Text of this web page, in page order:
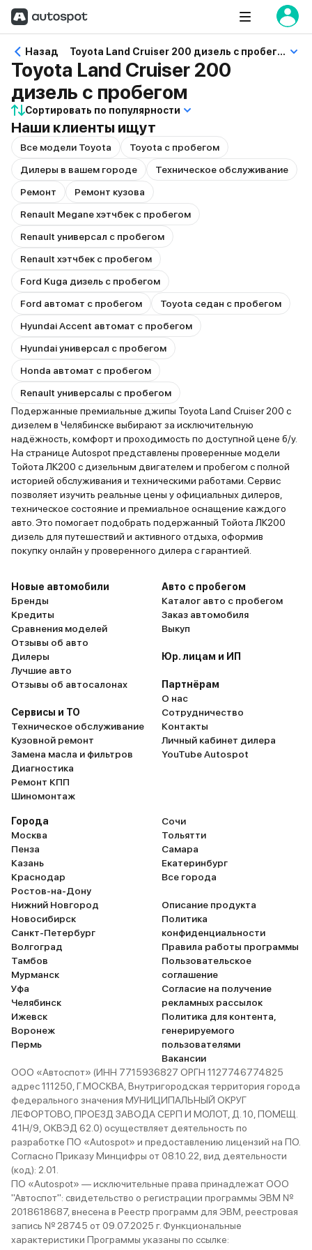
Назад Toyota Land Cruiser 200 дизель с пробегом
Toyota Land Cruiser 200
дизель с пробегом
Сортировать по популярности
Наши клиенты ищут
Все модели Toyota
Toyota с пробегом
Дилеры в вашем городе
Техническое обслуживание
Ремонт
Ремонт кузова
Renault Megane хэтчбек с пробегом
Renault универсал с пробегом
Renault хэтчбек с пробегом
Ford Kuga дизель с пробегом
Ford автомат с пробегом
Toyota седан с пробегом
Hyundai Accent автомат с пробегом
Hyundai универсал с пробегом
Honda автомат с пробегом
Renault универсалы с пробегом
Подержанные премиальные джипы Toyota Land Cruiser 200 с
дизелем в Челябинске выбирают за исключительную
надёжность, комфорт и проходимость по доступной цене б/у.
На странице Autospot представлены проверенные модели
Тойота ЛК200 с дизельным двигателем и пробегом с полной
историей обслуживания и техническими работами. Сервис
позволяет изучить реальные цены у официальных дилеров,
техническое состояние и премиальное оснащение каждого
авто. Это помогает подобрать подержанный Тойота ЛК200
дизель для путешествий и активного отдыха, оформив
покупку онлайн у проверенного дилера с гарантией.
Новые автомобили
Бренды
Кредиты
Сравнения моделей
Отзывы об авто
Дилеры
Лучшие авто
Отзывы об автосалонах
Сервисы и ТО
Техническое обслуживание
Кузовной ремонт
Замена масла и фильтров
Диагностика
Ремонт КПП
Шиномонтаж
Авто с пробегом
Каталог авто с пробегом
Заказ автомобиля
Выкуп
Юр. лицам и ИП
Партнёрам
О нас
Сотрудничество
Контакты
Личный кабинет дилера
YouTube Autospot
Города
Москва
Пенза
Казань
Краснодар
Ростов-на-Дону
Нижний Новгород
Новосибирск
Санкт-Петербург
Волгоград
Тамбов
Мурманск
Уфа
Челябинск
Ижевск
Воронеж
Пермь
Сочи
Тольятти
Самара
Екатеринбург
Все города
Описание продукта
Политика
конфиденциальности
Правила работы программы
Пользовательское
соглашение
Согласие на получение
рекламных рассылок
Политика для контента,
генерируемого
пользователями
Вакансии
ООО «Автоспот» (ИНН 7715936827 ОРГН 1127746774825
адрес 111250, Г.МОСКВА, Внутригородская территория города
федерального значения МУНИЦИПАЛЬНЫЙ ОКРУГ
ЛЕФОРТОВО, ПРОЕЗД ЗАВОДА СЕРП И МОЛОТ, Д. 10, ПОМЕЩ.
41Н/9, ОКВЭД 62.0) осуществляет деятельность по
разработке ПО «Autospot» и предоставлению лицензий на ПО.
Согласно Приказу Минцифры от 08.10.22, вид деятельности
(код): 2.01.
ПО «Autospot» — исключительные права принадлежат ООО
"Автоспот": свидетельство о регистрации программы ЭВМ №
2018618687, внесена в Реестр программ для ЭВМ, реестровая
запись № 28745 от 09.07.2025 г. Функциональные
характеристики Программы указаны по ссылке: